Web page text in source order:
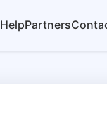
HelpPartners